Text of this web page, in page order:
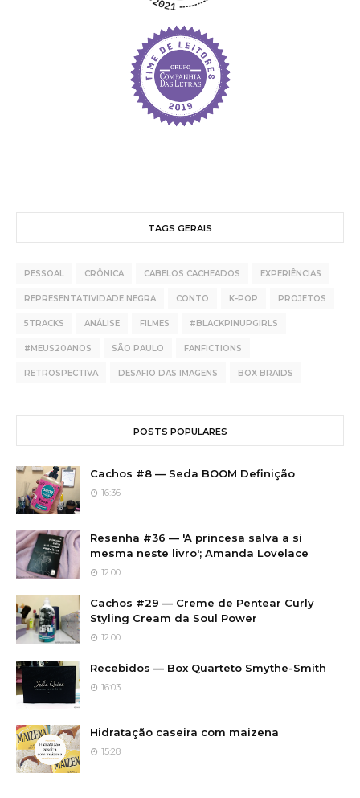
TAGS GERAIS
PESSOAL CRÔNICA CABELOS CACHEADOS EXPERIÊNCIAS
REPRESENTATIVIDADE NEGRA CONTO K-POP PROJETOS
5TRACKS ANÁLISE FILMES #BLACKPINUPGIRLS
#MEUS20ANOS SÃO PAULO FANFICTIONS
RETROSPECTIVA DESAFIO DAS IMAGENS BOX BRAIDS
POSTS POPULARES
Cachos #8 — Seda BOOM Definição
16:36
Resenha #36 — 'A princesa salva a si
mesma neste livro'; Amanda Lovelace
12:00
Cachos #29 — Creme de Pentear Curly
Styling Cream da Soul Power
12:00
Recebidos — Box Quarteto Smythe-Smith
16:03
Hidratação caseira com maizena
15:28